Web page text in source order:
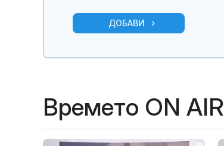
ДОБАВИ
Времето ON AIR